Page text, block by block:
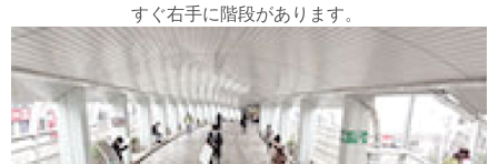
すぐ右手に階段があります。